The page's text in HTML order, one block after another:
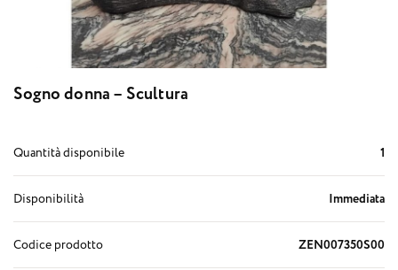
Sogno donna – Scultura
Quantità disponibile 1
Disponibilità Immediata
Codice prodotto ZEN007350S00